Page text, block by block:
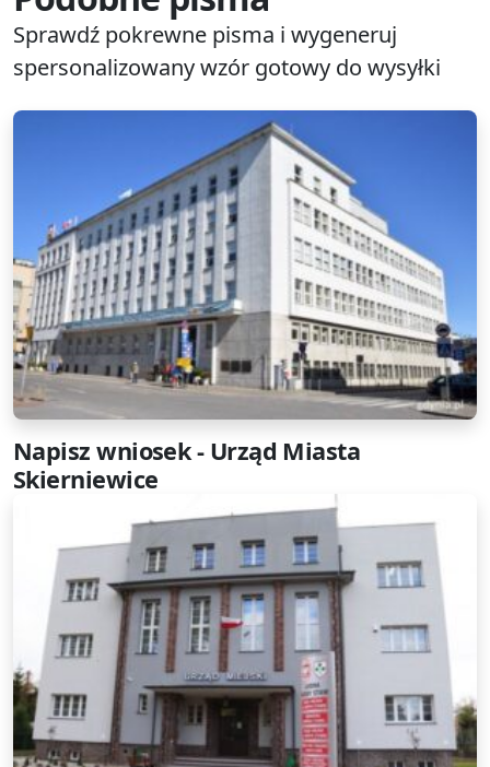
Sprawdź pokrewne pisma i wygeneruj
spersonalizowany wzór gotowy do wysyłki
Napisz wniosek - Urząd Miasta
Skierniewice